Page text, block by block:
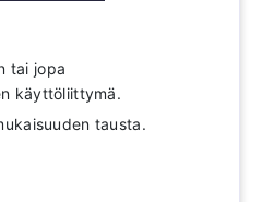
tai jopa
käyttöliittymä.
tausta.